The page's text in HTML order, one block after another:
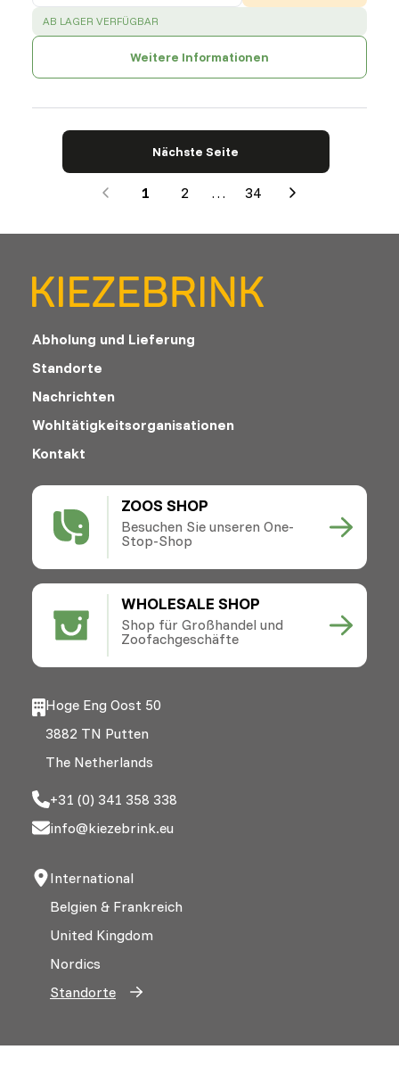
SUCCESS:
AB LAGER VERFÜGBAR
Weitere Informationen
Nächste Seite
1 2 … 34
Next
ZOOS SHOP
Besuchen Sie unseren One-
Stop-Shop
WHOLESALE SHOP
Shop für Großhandel und
Zoofachgeschäfte
Abholung und Lieferung
Standorte
Nachrichten
Wohltätigkeitsorganisationen
Kontakt
Hoge Eng Oost 50
3882 TN Putten
The Netherlands
+31 (0) 341 358 338
info@kiezebrink.eu
International
Belgien & Frankreich
United Kingdom
Nordics
Standorte